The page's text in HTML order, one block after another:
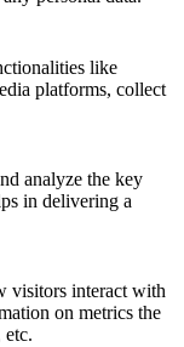
like
platforms, collect
analyze the key
in delivering a
visitors interact with
on metrics the
etc.